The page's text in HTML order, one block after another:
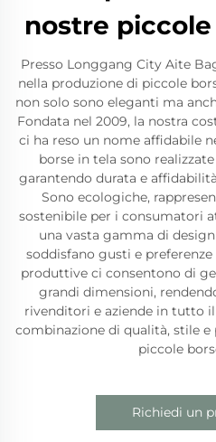
nostre
Presso Longgang City Aite
nella produzione di piccole
non solo sono eleganti ma
Fondata nel 2009, la nostra
ci ha reso un nome affidabile
borse in tela sono
garantendo durata e
Sono ecologiche,
sostenibile per i consumatori
una vasta gamma di
soddisfano gusti e
produttive ci consentono di
grandi dimensioni,
rivenditori e aziende in tutto
combinazione di qualità, stile
piccole
Richiedi un